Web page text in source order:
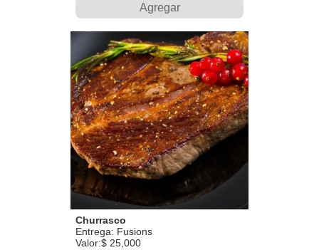
Agregar
Churrasco
Entrega: Fusions
Valor:$ 25,000